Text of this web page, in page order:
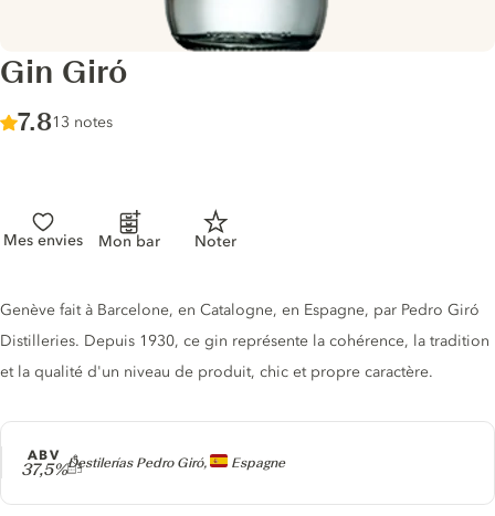
Gin Giró
Score :
7.8/ 10
13 notes
Mes envies Mon bar Noter
Producteur
Destilerías Pedro Giró, Espagne
ABV
37,5%
Description du gin
Genève fait à Barcelone, en Catalogne, en Espagne, par Pedro Giró
Distilleries. Depuis 1930, ce gin représente la cohérence, la tradition
et la qualité d'un niveau de produit, chic et propre caractère.